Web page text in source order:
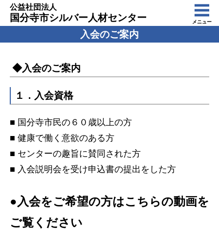
公益社団法人
国分寺市シルバー人材センター メニュー
入会のご案内
◆入会のご案内
１．入会資格
■ 国分寺市民の６０歳以上の方
■ 健康で働く意欲のある方
■ センターの趣旨に賛同された方
■ 入会説明会を受け申込書の提出をした方
●入会をご希望の方はこちらの動画を
ご覧ください